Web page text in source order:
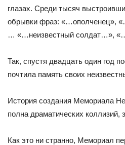
глазах. Среди тысяч
обрывки фраз: «…ополченец»,
… «…неизвестный солдат…»,
Так, спустя двадцать один год
почтила память своих
История создания Мемориала
полна драматических коллизий,
Как это ни странно, Мемориал